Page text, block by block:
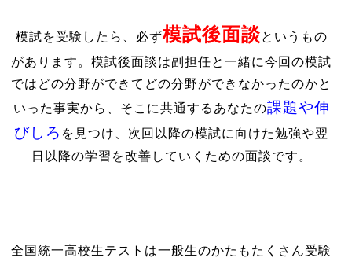
模試を受験したら、必ず模試後面談というもの
があります。模試後面談は副担任と一緒に今回の模試
ではどの分野ができてどの分野ができなかったのかと
いった事実から、そこに共通するあなたの課題や伸
びしろ を見つけ、次回以降の模試に向けた勉強や翌
日以降の学習を改善していくための面談です。
全国統一高校生テストは一般生のかたもたくさん受験